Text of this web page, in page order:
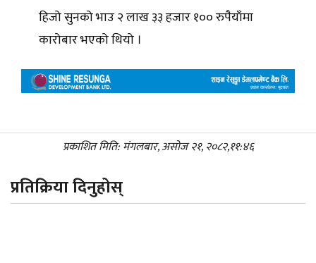
हिजो सुनको भाउ २ लाख ३३ हजार १०० रुपैयाँमा
कारोबार भएको थियो ।
प्रकाशित मिति: मंगलबार, असोज २१, २०८२,११:४६
प्रतिक्रिया दिनुहोस्